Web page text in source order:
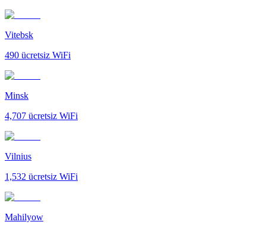
Vitebsk
490 ücretsiz WiFi
Minsk
4,707 ücretsiz WiFi
Vilnius
1,532 ücretsiz WiFi
Mahilyow